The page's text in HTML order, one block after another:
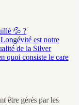
💦 ?
est notre
de la Silver
quoi consiste le care
être gérés par les